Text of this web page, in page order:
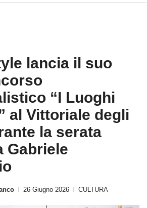
lancia il suo
“I Luoghi
al Vittoriale degli
la serata
Gabriele
26 Giugno 2026 CULTURA